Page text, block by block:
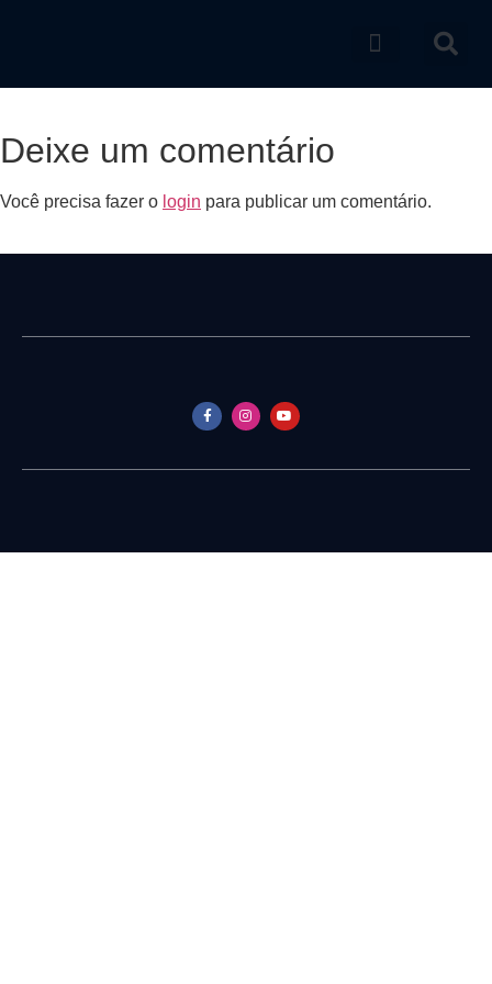
Deixe um comentário
Você precisa fazer o login para publicar um comentário.